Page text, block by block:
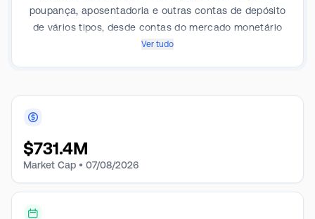
poupança, aposentadoria e outras contas de depósito
de vários tipos, desde contas do mercado monetário
até CDs de longo prazo. O Banco oferece
e variáveis e oferece linhas de crédito imobiliário a
Ver tudo
$731.4M
Market Cap • 07/08/2026